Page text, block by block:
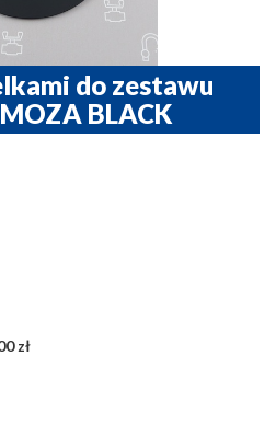
do zestawu
BLACK
zł